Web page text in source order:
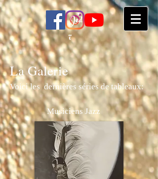
Jed
ï
La Galerie
Voici les dernières séries de tableaux:
Musiciens Jazz